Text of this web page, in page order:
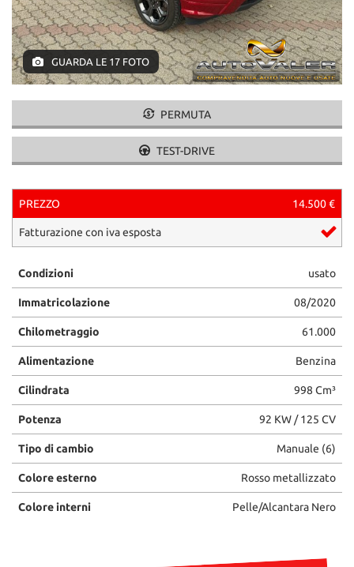
GUARDA LE 17 FOTO
PERMUTA
TEST-DRIVE
PREZZO 14.500 €
Fatturazione con iva esposta
Condizioni usato
Immatricolazione 08/2020
Chilometraggio 61.000
Alimentazione Benzina
Cilindrata 998 Cm³
Potenza 92 KW / 125 CV
Tipo di cambio Manuale (6)
Colore esterno Rosso metallizzato
Colore interni Pelle/Alcantara Nero
tracciamento
che
adottiamo
per
offrire
le
funzionalità
svolgere
attività
descritte.
Per
informazioni
sull'utilità
e
sul
funzionamento
questi
strumenti
tracciamento
si
rimanda
alla
cookie
policy.
Puoi